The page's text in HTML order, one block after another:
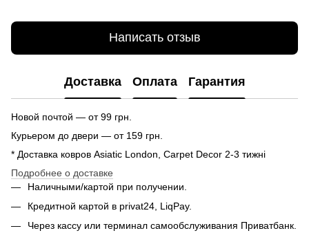
Написать отзыв
Доставка Оплата Гарантия
Новой почтой — от 99 грн.
Курьером до двери — от 159 грн.
* Доставка ковров Asiatic London, Carpet Decor 2-3 тижні
Подробнее о доставке
Наличными/картой при получении.
Кредитной картой в privat24, LiqPay.
Через кассу или терминал самообслуживания Приватбанк.